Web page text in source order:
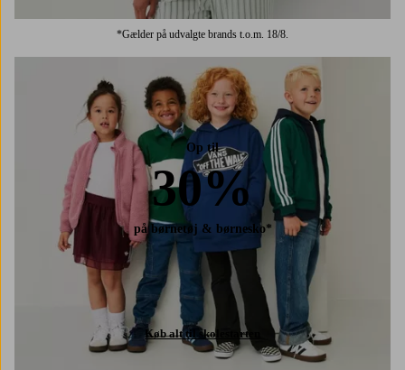
*Gælder på udvalgte brands t.o.m. 18/8.
Op til
30%
på børnetøj & børnesko*
Køb alt til skolestarten